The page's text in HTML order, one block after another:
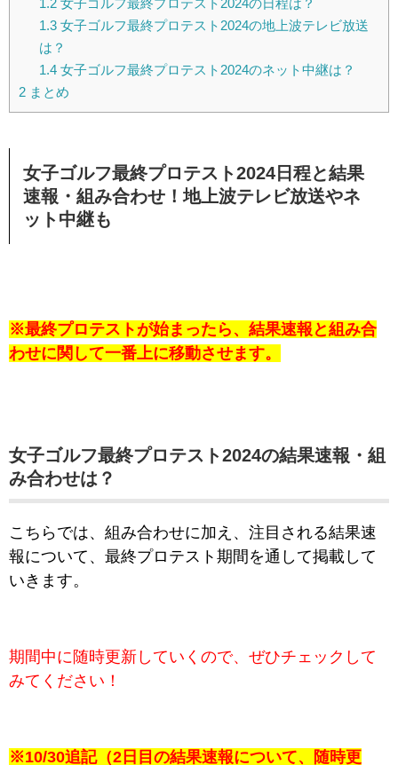
1.2女子ゴルフ最終プロテスト2024の日程は？
1.3女子ゴルフ最終プロテスト2024の地上波テレビ放送
は？
1.4女子ゴルフ最終プロテスト2024のネット中継は？
2 まとめ
女子ゴルフ最終プロテスト2024日程と結果
速報・組み合わせ！地上波テレビ放送やネ
ット中継も
※最終プロテストが始まったら、結果速報と組み合
わせに関して一番上に移動させます。
女子ゴルフ最終プロテスト2024の結果速報・組
み合わせは？
こちらでは、組み合わせに加え、注目される結果速
報について、最終プロテスト期間を通して掲載して
いきます。
期間中に随時更新していくので、ぜひチェックして
みてください！
※10/30追記（2日目の結果速報について、随時更